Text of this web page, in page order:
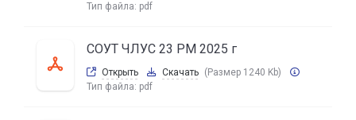
Тип файла: pdf
СОУТ ЧЛУС 23 РМ 2025 г
Открыть Скачать (Размер 1240 Kb)
Тип файла: pdf